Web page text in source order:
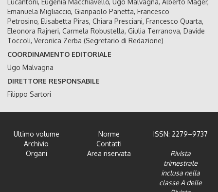
Lucantoni, Eugenia Macchiavello, Ugo Malvagna, Alberto Mager,
Emanuela Migliaccio, Gianpaolo Panetta, Francesco
Petrosino, Elisabetta Piras, Chiara Presciani, Francesco Quarta,
Eleonora Rajneri, Carmela Robustella, Giulia Terranova, Davide
Toccoli, Veronica Zerba (Segretario di Redazione)
COORDINAMENTO EDITORIALE
Ugo Malvagna
DIRETTORE RESPONSABILE
Filippo Sartori
Ultimo volume
Archivio
Organi
Norme
Contatti
Area riservata
ISSN: 2279–9737
Rivista
trimestrale
inclusa nella
classe A delle